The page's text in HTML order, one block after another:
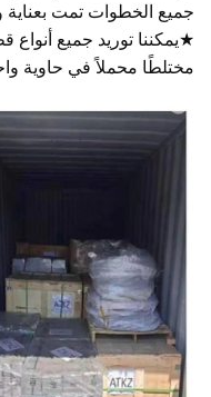
جميع الخطوات تمت بعناية
★يمكننا توريد جميع أنواع
مختلطًا محملاً في حاوية